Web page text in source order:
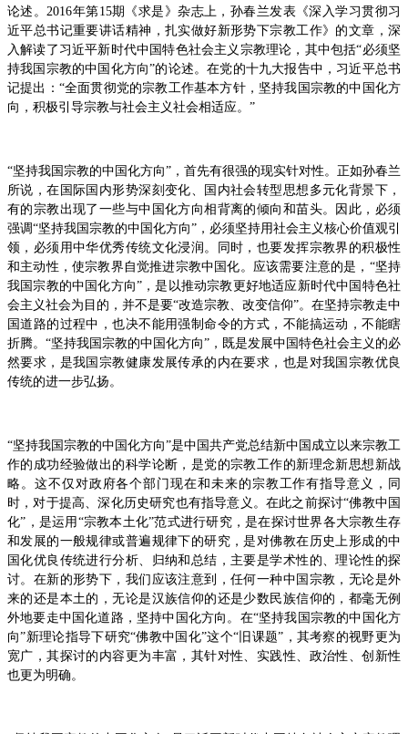
论述。2016年第15期《求是》杂志上，孙春兰发表《深入学习贯彻习
近平总书记重要讲话精神，扎实做好新形势下宗教工作》的文章，深
入解读了习近平新时代中国特色社会主义宗教理论，其中包括“必须坚
持我国宗教的中国化方向”的论述。在党的十九大报告中，习近平总书
记提出：“全面贯彻党的宗教工作基本方针，坚持我国宗教的中国化方
向，积极引导宗教与社会主义社会相适应。”
“坚持我国宗教的中国化方向”，首先有很强的现实针对性。正如孙春兰
所说，在国际国内形势深刻变化、国内社会转型思想多元化背景下，
有的宗教出现了一些与中国化方向相背离的倾向和苗头。因此，必须
强调“坚持我国宗教的中国化方向”，必须坚持用社会主义核心价值观引
领，必须用中华优秀传统文化浸润。同时，也要发挥宗教界的积极性
和主动性，使宗教界自觉推进宗教中国化。应该需要注意的是，“坚持
我国宗教的中国化方向”，是以推动宗教更好地适应新时代中国特色社
会主义社会为目的，并不是要“改造宗教、改变信仰”。在坚持宗教走中
国道路的过程中，也决不能用强制命令的方式，不能搞运动，不能瞎
折腾。“坚持我国宗教的中国化方向”，既是发展中国特色社会主义的必
然要求，是我国宗教健康发展传承的内在要求，也是对我国宗教优良
传统的进一步弘扬。
“坚持我国宗教的中国化方向”是中国共产党总结新中国成立以来宗教工
作的成功经验做出的科学论断，是党的宗教工作的新理念新思想新战
略。这不仅对政府各个部门现在和未来的宗教工作有指导意义，同
时，对于提高、深化历史研究也有指导意义。在此之前探讨“佛教中国
化”，是运用“宗教本土化”范式进行研究，是在探讨世界各大宗教生存
和发展的一般规律或普遍规律下的研究，是对佛教在历史上形成的中
国化优良传统进行分析、归纳和总结，主要是学术性的、理论性的探
讨。在新的形势下，我们应该注意到，任何一种中国宗教，无论是外
来的还是本土的，无论是汉族信仰的还是少数民族信仰的，都毫无例
外地要走中国化道路，坚持中国化方向。在“坚持我国宗教的中国化方
向”新理论指导下研究“佛教中国化”这个“旧课题”，其考察的视野更为
宽广，其探讨的内容更为丰富，其针对性、实践性、政治性、创新性
也更为明确。